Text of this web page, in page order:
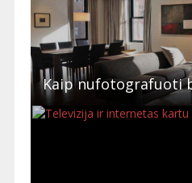
Kaip nufotografuoti